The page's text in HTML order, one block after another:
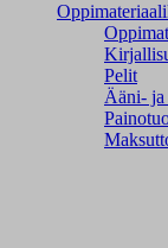
Pelit
Ääni- ja